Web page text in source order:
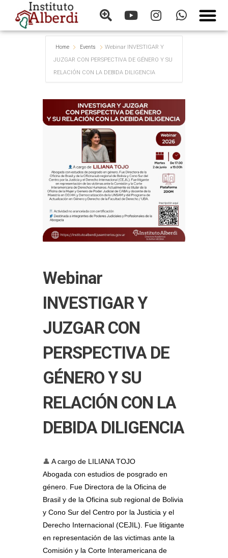
Home Events
Webinar INVESTIGAR Y
JUZGAR CON PERSPECTIVA DE GÉNERO Y SU
RELACIÓN CON LA DEBIDA DILIGENCIA
Webinar
INVESTIGAR Y
JUZGAR CON
PERSPECTIVA DE
GÉNERO Y SU
RELACIÓN CON LA
DEBIDA DILIGENCIA
👤 A cargo de LILIANA TOJO
Abogada con estudios de posgrado en
género. Fue Directora de la Oficina de
Brasil y de la Oficina sub regional de Bolivia
y Cono Sur del Centro por la Justicia y el
Derecho Internacional (CEJIL). Fue litigante
en representación de las victimas ante la
Comisión y la Corte Interamericana de